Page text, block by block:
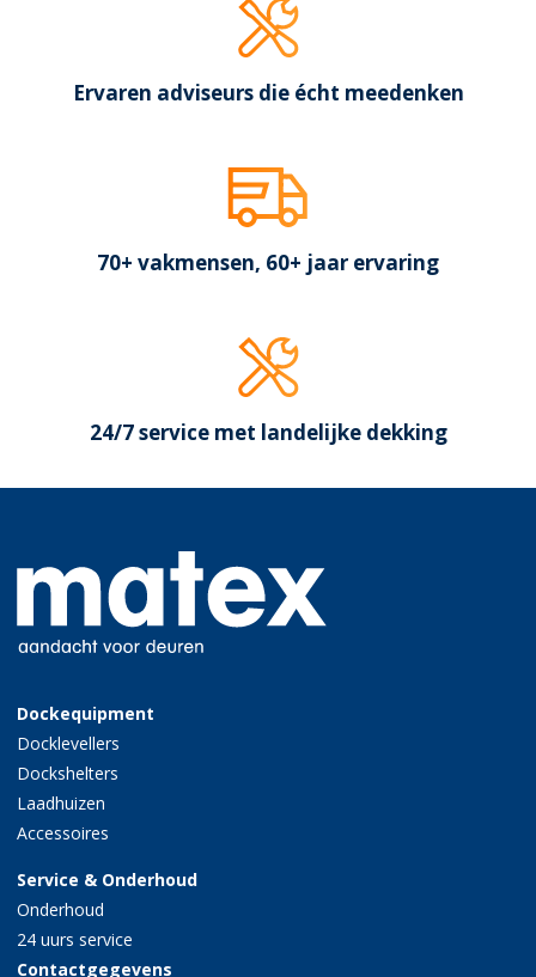
Ervaren adviseurs die écht meedenken
70+ vakmensen, 60+ jaar ervaring
24/7 service met landelijke dekking
Dockequipment
Docklevellers
Dockshelters
Laadhuizen
Accessoires
Service & Onderhoud
Onderhoud
24 uurs service
Contactgegevens